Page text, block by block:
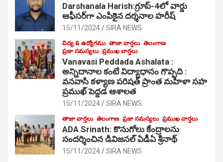
Darshanala Harish:గ్రూప్-4లో వార్డు
ఆఫీసర్‌గా ఎంపికైన దర్శనాల హరీష్
15/11/2024 SIRA NEWS
విద్య & ఉద్యోగము తాజా వార్తలు తెలంగాణ
ప్రజా సమస్యలు ప్రముఖ వార్తలు
Vanavasi Peddada Ashalata :
అన్నిదానాల కంటే విద్యాధానం గొప్పది :
వనవాసి కళ్యాణ పరిషత్ ప్రాంత మహిళా సహ
ప్రముఖ్ పెద్దడ ఆశాలత
15/11/2024 SIRA NEWS
తాజా వార్తలు తెలంగాణ ప్రజా సమస్యలు ప్రముఖ వార్తలు
ADA Srinath: కొనుగోలు కేంద్రాల‌ను
సంద‌ర్శించిన డివిజనల్ ఏడీఏ శ్రీనాథ్
15/11/2024 SIRA NEWS